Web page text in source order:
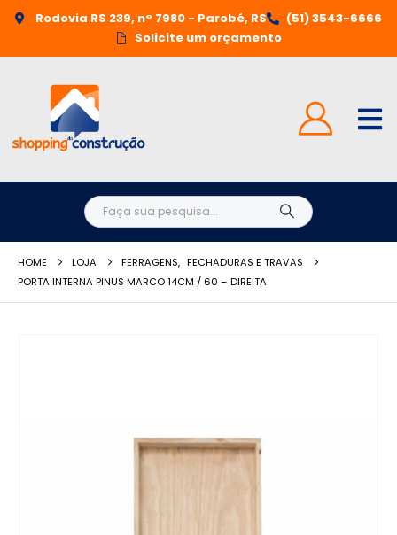
Rodovia RS 239, n° 7980 - Parobé, RS
(51) 3543-6666
Solicite um orçamento
HOME LOJA FERRAGENS, FECHADURAS E TRAVAS
PORTA INTERNA PINUS MARCO 14CM / 60 – DIREITA